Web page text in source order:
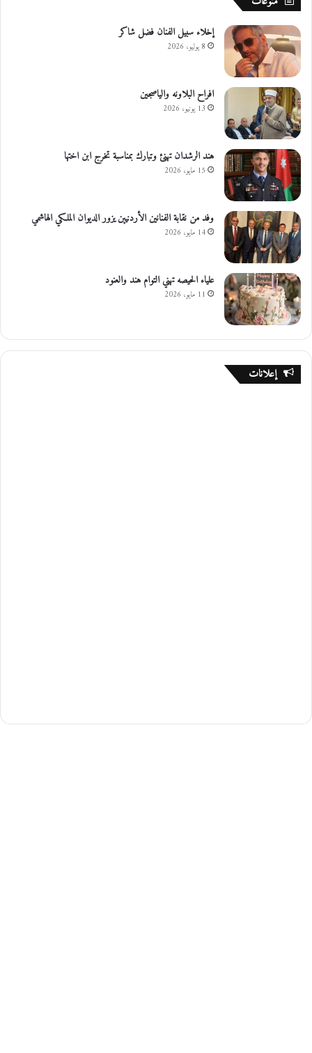
إخلاء سبيل الفنان فضل شاكر
8 يوليو، 2026
افراح البلاونه والياصجين
13 يونيو، 2026
هند الرشدان تهنئ وتبارك بمناسبة تخرج ابن اختها
15 مايو، 2026
وفد من نقابة الفنانين الأردنيين يزور الديوان الملكي الهاشمي
14 مايو، 2026
علياء الحيصه تهني التوام هند والعنود
11 مايو، 2026
إعلانات